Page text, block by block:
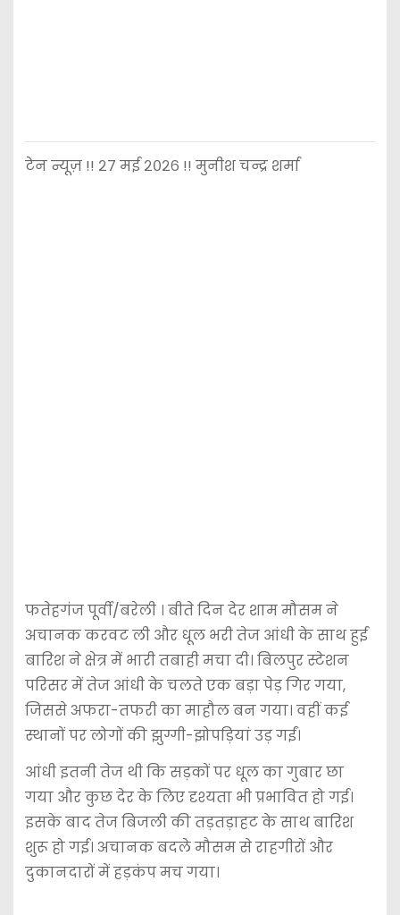
टेन न्यूज़ !! २७ मई २०२६ !! मुनीश चन्द्र शर्मा
फतेहगंज पूर्वी/बरेली । बीते दिन देर शाम मौसम ने
अचानक करवट ली और धूल भरी तेज आंधी के साथ हुई
बारिश ने क्षेत्र में भारी तबाही मचा दी। बिलपुर स्टेशन
परिसर में तेज आंधी के चलते एक बड़ा पेड़ गिर गया,
जिससे अफरा-तफरी का माहौल बन गया। वहीं कई
स्थानों पर लोगों की झुग्गी-झोपड़ियां उड़ गईं।
आंधी इतनी तेज थी कि सड़कों पर धूल का गुबार छा
गया और कुछ देर के लिए दृश्यता भी प्रभावित हो गई।
इसके बाद तेज बिजली की तड़तड़ाहट के साथ बारिश
शुरू हो गई। अचानक बदले मौसम से राहगीरों और
दुकानदारों में हड़कंप मच गया।